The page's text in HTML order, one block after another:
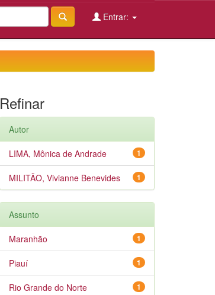
Entrar:
Refinar
Autor
1
LIMA, Mônica de Andrade
1
MILITÃO, Vivianne Benevides
Assunto
1
Maranhão
1
Piauí
1
Rio Grande do Norte